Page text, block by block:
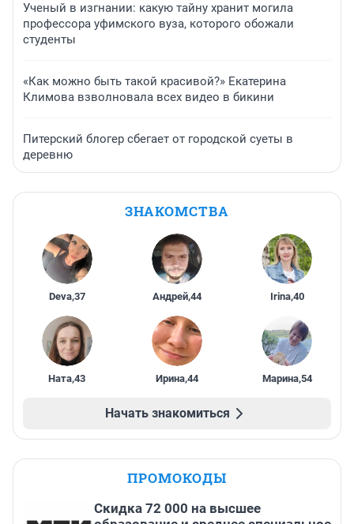
Ученый в изгнании: какую тайну хранит могила
профессора уфимского вуза, которого обожали
студенты
«Как можно быть такой красивой?» Екатерина
Климова взволновала всех видео в бикини
Питерский блогер сбегает от городской суеты в
деревню
ЗНАКОМСТВА
Deva,37 Андрей,44 Irina,40
Ната,43 Ирина,44 Марина,54
Начать знакомиться
ПРОМОКОДЫ
Скидка 72 000 на высшее